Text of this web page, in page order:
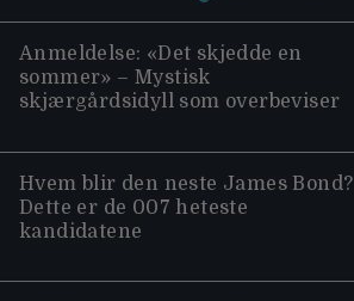
Anmeldelse: «Det skjedde en
sommer» – Mystisk
skjærgårdsidyll som overbeviser
Hvem blir den neste James Bond?
Dette er de 007 heteste
kandidatene